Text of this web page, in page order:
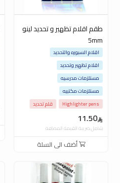
طقم اقلام تظهير و تحديد لينو
5mm
11.50
اقلام السبوره والتحديد
اقلام تظهير وتحديد
مستلزمات مدرسيه
مستلزمات مكتبيه
Highlighter pens
قلم تحديد
شامل ضريبة القيمة المضافة
أضف الى السلة